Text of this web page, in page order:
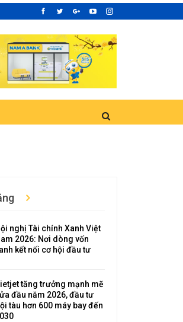
nghị Tài chính Xanh Việt
2026: Nơi dòng vốn
kết nối cơ hội đầu tư
tăng trưởng mạnh mẽ
đầu năm 2026, đầu tư
tàu hơn 600 máy bay đến